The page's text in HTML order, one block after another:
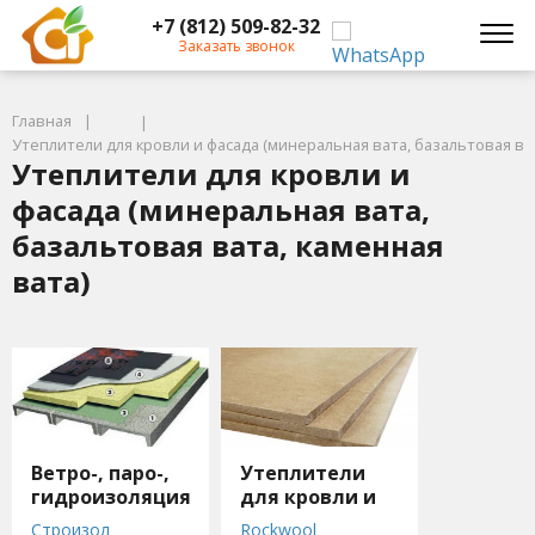
+7 (812) 509-82-32
Заказать звонок
Главная
Утеплители для кровли и фасада (минеральная вата, базальтовая
Утеплители для кровли и
фасада (минеральная вата,
базальтовая вата, каменная
вата)
Ветро-, паро-,
гидроизоляция
Строизол
Утеплители
для кровли и
фасада
Rockwool